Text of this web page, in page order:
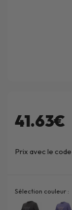
41.63€
Prix avec le code
Sélection couleur :